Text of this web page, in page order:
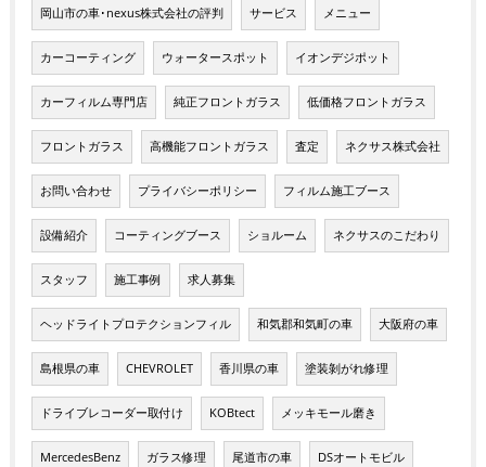
岡山市の車･nexus株式会社の評判 サービス メニュー
カーコーティング ウォータースポット イオンデジポット
カーフィルム専門店 純正フロントガラス 低価格フロントガラス
フロントガラス 高機能フロントガラス 査定 ネクサス株式会社
お問い合わせ プライバシーポリシー フィルム施工ブース
設備紹介 コーティングブース ショルーム ネクサスのこだわり
スタッフ 施工事例 求人募集
ヘッドライトプロテクションフィル 和気郡和気町の車 大阪府の車
島根県の車 CHEVROLET 香川県の車 塗装剝がれ修理
ドライブレコーダー取付け KOBtect メッキモール磨き
MercedesBenz ガラス修理 尾道市の車 DSオートモビル